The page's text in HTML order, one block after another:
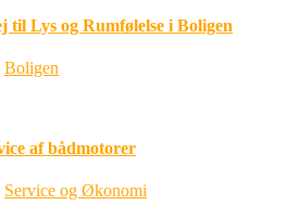
til Lys og Rumfølelse i Boligen
Boligen
af bådmotorer
Service og Økonomi